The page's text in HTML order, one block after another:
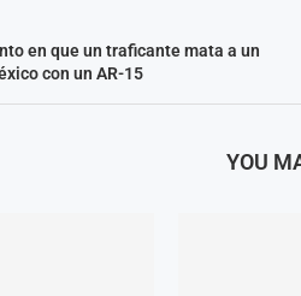
en que un traficante mata a un
con un AR-15
YOU